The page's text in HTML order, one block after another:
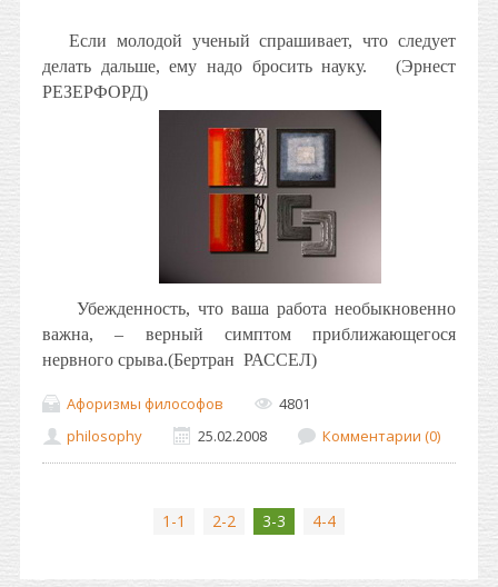
Если молодой ученый спрашивает, что следует
делать дальше, ему надо бросить науку.
(Эрнест
РЕЗЕРФОРД)
Убежденность, что ваша работа необыкновенно
важна, – верный симптом приближающегося
нервного срыва.(Бертран РАССЕЛ)
Афоризмы философов
4801
philosophy
25.02.2008 Комментарии (0)
1-1 2-2 3-3 4-4